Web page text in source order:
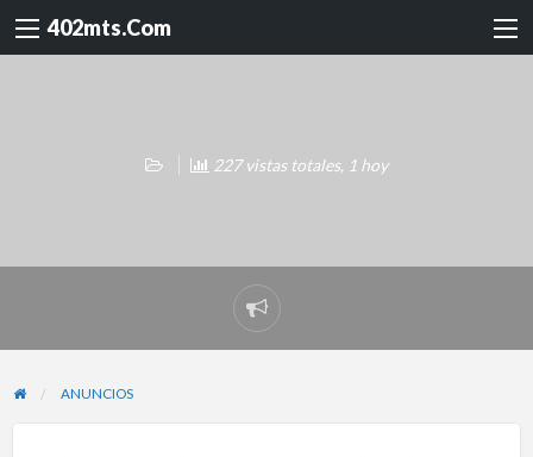
402mts.Com
227 vistas totales, 1 hoy
Reportar
problema
ANUNCIOS